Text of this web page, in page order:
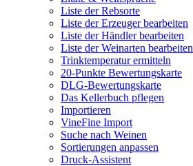
Liste der Rebsorte
Liste der Erzeuger bearbeiten
Liste der Händler bearbeiten
Liste der Weinarten bearbeiten
Trinktemperatur ermitteln
20-Punkte Bewertungskarte
DLG-Bewertungskarte
Das Kellerbuch pflegen
Importieren
VineFine Import
Suche nach Weinen
Sortierungen anpassen
Druck-Assistent